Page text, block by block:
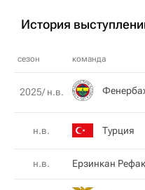
История
сезон команда
2025/ н.в.
н.в. Турция
н.в. Ерзинкан